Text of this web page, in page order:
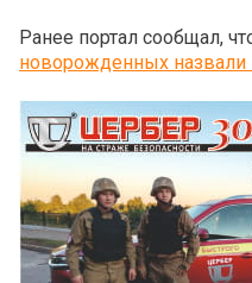
Ранее портал сообщал,
новорожденных назвали